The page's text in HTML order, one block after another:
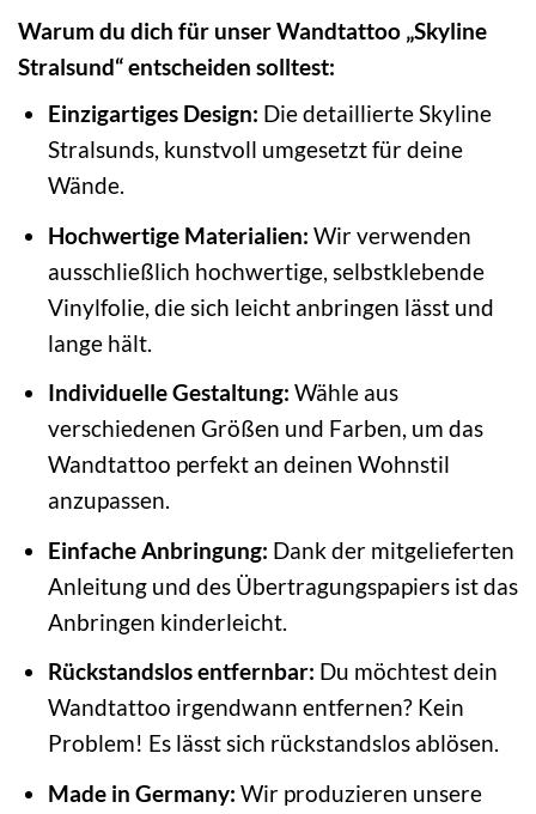
Warum du dich für unser Wandtattoo „Skyline
Stralsund“ entscheiden solltest:
Einzigartiges Design: Die detaillierte Skyline
Stralsunds, kunstvoll umgesetzt für deine
Wände.
Hochwertige Materialien: Wir verwenden
ausschließlich hochwertige, selbstklebende
Vinylfolie, die sich leicht anbringen lässt und
lange hält.
Individuelle Gestaltung: Wähle aus
verschiedenen Größen und Farben, um das
Wandtattoo perfekt an deinen Wohnstil
anzupassen.
Einfache Anbringung: Dank der mitgelieferten
Anleitung und des Übertragungspapiers ist das
Anbringen kinderleicht.
Rückstandslos entfernbar: Du möchtest dein
Wandtattoo irgendwann entfernen? Kein
Problem! Es lässt sich rückstandslos ablösen.
Made in Germany: Wir produzieren unsere